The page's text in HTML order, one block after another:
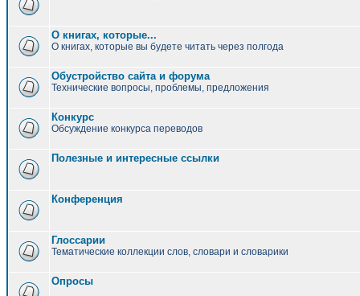
О книгах, которые...
О книгах, которые вы будете читать через полгода
Обустройство сайта и форума
Технические вопросы, проблемы, предложения
Конкурс
Обсуждение конкурса переводов
Полезные и интересные ссылки
Конференция
Глоссарии
Тематические коллекции слов, словари и словарики
Опросы